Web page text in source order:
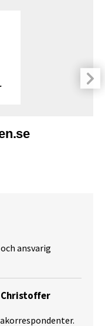
ansvarig
Christoffer